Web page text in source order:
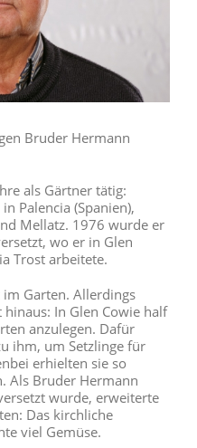
Bruder Hermann
als Gärtner tätig:
Palencia (Spanien),
Mellatz. 1976 wurde er
wo er in Glen
Trost arbeitete.
Garten. Allerdings
In Glen Cowie half
anzulegen. Dafür
ihm, um Setzlinge für
erhielten sie so
Als Bruder Hermann
wurde, erweiterte
Das kirchliche
viel Gemüse.